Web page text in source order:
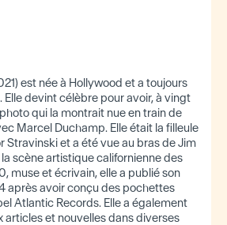
est née à Hollywood et a toujours
Elle devint célèbre pour avoir, à vingt
qui la montrait nue en train de
Marcel Duchamp. Elle était la filleule
Stravinski et a été vue au bras de Jim
scène artistique californienne des
muse et écrivain, elle a publié son
après avoir conçu des pochettes
Atlantic Records. Elle a également
articles et nouvelles dans diverses